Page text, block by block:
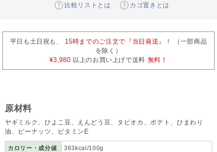
比較リストとは カゴ置きとは
平日も土日祝も、 15時までのご注文で『当日発送』！
（一部商品
を除く）
¥3,980 以上のお買い上げで送料 無料！
原材料
ヤギミルク、ひよこ豆、えんどう豆、タピオカ、ポテト、ひまわり
油、ピーナッツ、ビタミンE
カロリー・成分値
363kcal/100g